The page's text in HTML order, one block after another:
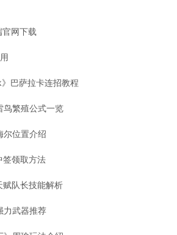
官网下载
》巴萨拉卡连招教程
鸟繁殖公式一览
尔位置介绍
签领取方法
赋队长技能解析
力武器推荐